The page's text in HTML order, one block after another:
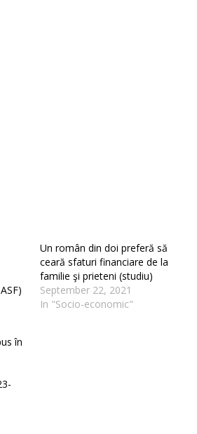
Un român din doi preferă să
ceară sfaturi financiare de la
familie şi prieteni (studiu)
September 22, 2021
In "Socio-economic"
în